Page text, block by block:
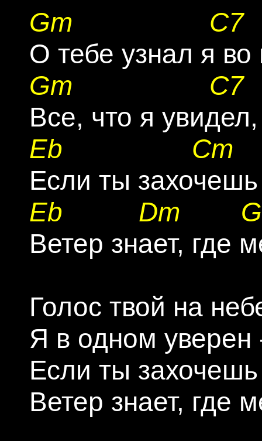
Gm C7
Gm C7
Eb Cm
Eb Dm
Ветер знает, где
Голос твой на
Я в одном уверен
Если ты
Ветер знает, где